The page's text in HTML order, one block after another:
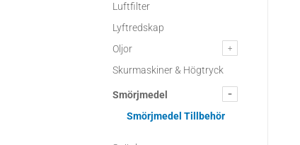
Luftfilter
Lyftredskap
Oljor
Skurmaskiner & Högtryck
Smörjmedel
Smörjmedel Tillbehör